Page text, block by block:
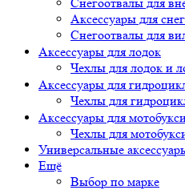
Аксессуары для
Снегоотвалы для
Аксессуары для лодок
Чехлы для лодок и
Аксессуары для
Чехлы для
Аксессуары для
Чехлы для
Универсальные
Ещё
Выбор по марке